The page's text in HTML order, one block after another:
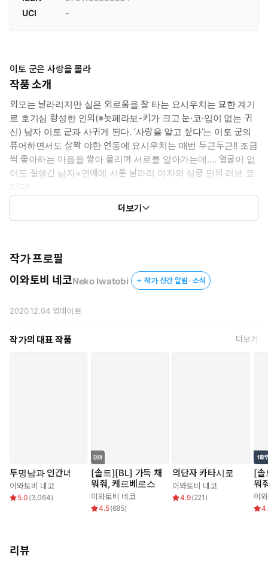
UCI
-
이토 군은 사랑을 몰라
작품 소개
외모는 날라리지만 실은 외로움을 잘 타는 요시우치는 묘한 계기
로 호기심 왕성한 인외(※놋페라보-키가 크고 눈·코·입이 없는 귀
신) 남자 이토 군과 사귀게 된다. ‘사랑을 알고 싶다’는 이토 군의
퓨어하면서도 살짝 야한 언동에 요시우치는 매번 두근두근!! 조금
씩 좋아하는 마음을 쌓아 올리며 서로를 알아가는데…. 얼굴이 없
어도 잘생긴 남자×연애에 서툰 날라리 여자의 심쿵 인외 러브 코
미디!
ⓒIwatobineko/Flex Comix Inc.
더보기
작가 프로필
이와토비 네코Neko Iwatobi 작가 신간 알림 · 소식
2020.12.04업데이트
작가의 대표 작품 더보기
투명남과 인간녀
이와토비 네코
5.0 (3,064)
[솔트][BL] 가득 채
워줘, 케르베로스
이와토비 네코
4.5(685)
의단자 카타시로
이와토비 네코
4.9(221 )
[솔
워
이
리뷰